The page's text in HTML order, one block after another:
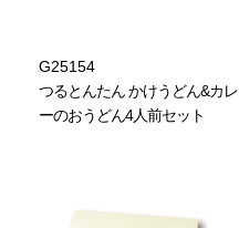
G25154
つるとんたん かけうどん&カレ
ーのおうどん4人前セット